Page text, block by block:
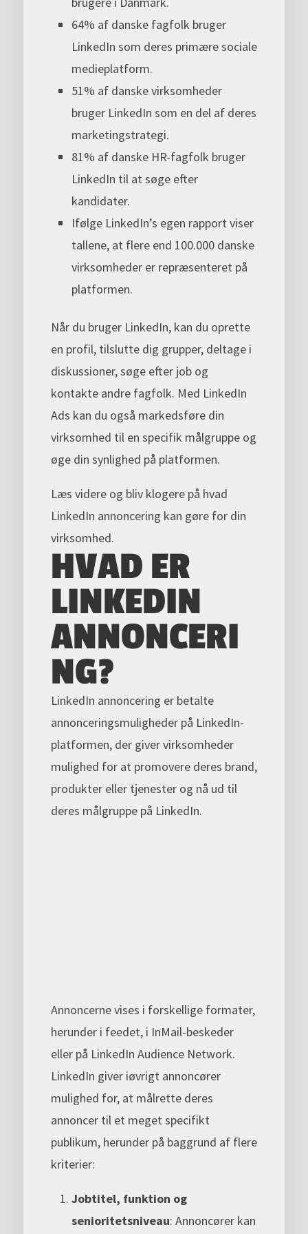
64% af danske fagfolk bruger
LinkedIn som deres primære sociale
medieplatform.
51% af danske virksomheder
bruger LinkedIn som en del af deres
marketingstrategi.
81% af danske HR-fagfolk bruger
LinkedIn til at søge efter
kandidater.
Ifølge LinkedIn’s egen rapport viser
tallene, at flere end 100.000 danske
virksomheder er repræsenteret på
platformen.
Når du bruger LinkedIn, kan du oprette
en profil, tilslutte dig grupper, deltage i
diskussioner, søge efter job og
kontakte andre fagfolk. Med LinkedIn
Ads kan du også markedsføre din
virksomhed til en specifik målgruppe og
øge din synlighed på platformen.
Læs videre og bliv klogere på hvad
LinkedIn annoncering kan gøre for din
virksomhed.
HVAD ER
LINKEDIN
ANNONCERI
NG?
LinkedIn annoncering er betalte
annonceringsmuligheder på LinkedIn-
platformen, der giver virksomheder
mulighed for at promovere deres brand,
produkter eller tjenester og nå ud til
deres målgruppe på LinkedIn.
Annoncerne vises i forskellige formater,
herunder i feedet, i InMail-beskeder
eller på LinkedIn Audience Network.
LinkedIn giver iøvrigt annoncører
mulighed for, at målrette deres
annoncer til et meget specifikt
publikum, herunder på baggrund af flere
kriterier:
Jobtitel, funktion og
senioritetsniveau: Annoncører kan